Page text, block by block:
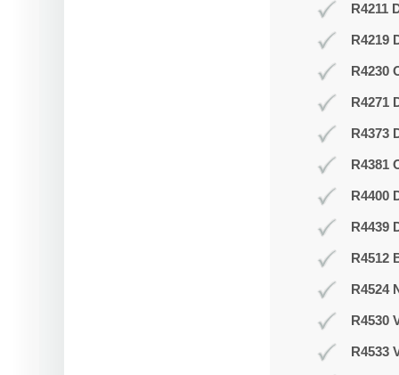
R4211
R4219
R4230
R4271
R4373
R4381
R4400
R4439
R4512
R4524
R4530
R4533